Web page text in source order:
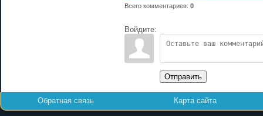
Всего комментариев: 0
Войдите:
Отправить
Обратная связь Карта сайта